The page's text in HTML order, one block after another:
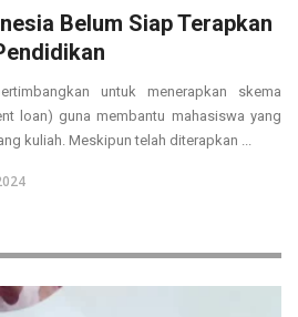
Belum Siap Terapkan
untuk menerapkan skema
loan) guna membantu mahasiswa yang
kuliah. Meskipun telah diterapkan ...